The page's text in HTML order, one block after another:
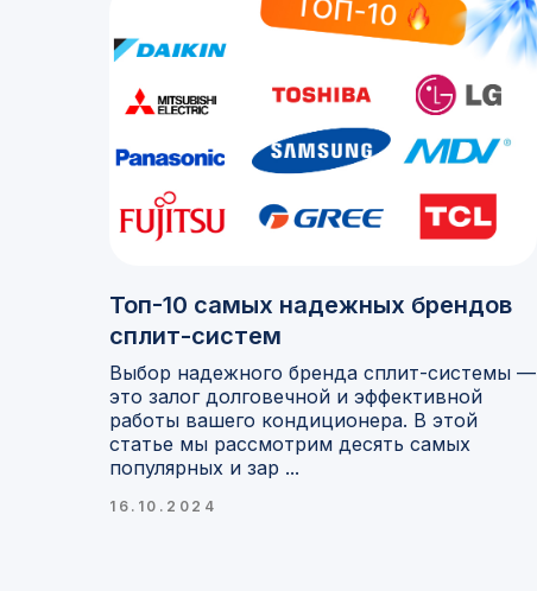
Топ-10 самых надежных брендов
сплит-систем
Выбор надежного бренда сплит-системы —
это залог долговечной и эффективной
работы вашего кондиционера. В этой
статье мы рассмотрим десять самых
популярных и зар ...
16.10.2024